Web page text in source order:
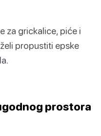
za grickalice, piće i
propustiti epske
prostora